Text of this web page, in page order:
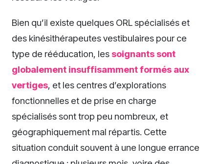
Bien qu’il existe quelques ORL spécialisés et
des kinésithérapeutes vestibulaires pour ce
type de rééducation, les soignants sont
globalement insuffisamment formés aux
vertiges, et les centres d’explorations
fonctionnelles et de prise en charge
spécialisés sont trop peu nombreux, et
géographiquement mal répartis. Cette
situation conduit souvent à une longue errance